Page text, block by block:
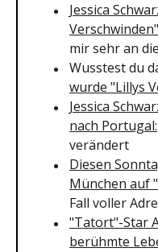
Jessica
mir sehr an
Wusstest du
wurde "Lillys
Jessica
nach Portugal:
verändert
Diesen
München auf
Fall voller
"Tatort"-Star
berühmte